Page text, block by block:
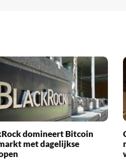
domineert Bitcoin
met dagelijkse